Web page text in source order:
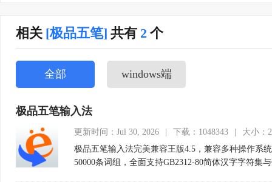
相关 [极品五笔] 共有 2 个
全部 windows端
极品五笔输入法
更新时间：Jul 30, 2026 下载：1048343
大小：
极品五笔输入法完美兼容王版4.5，兼容多种操作系
50000条词组，全面支持GB2312-80简体汉字字符集